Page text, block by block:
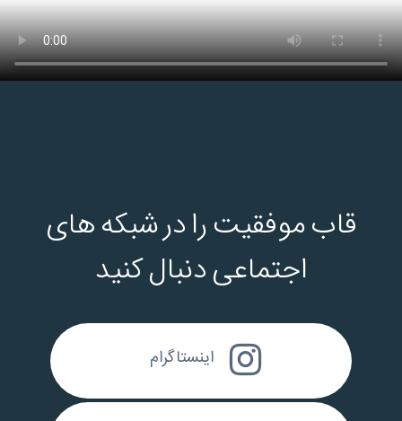
قاب موفقیت را در شبکه های
اجتماعی دنبال کنید
اینستاگرام